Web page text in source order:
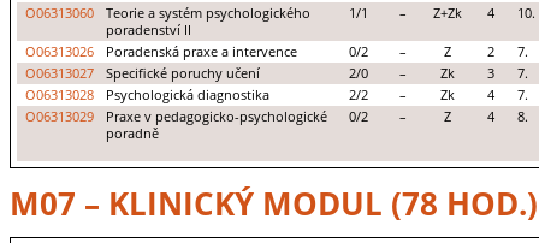
O06313060
Teorie a systém psychologického
poradenství II
1/1 – Z+Zk 4 10.
O06313026 Poradenská praxe a intervence 0/2 – Z 2
7.
O06313027
Specifické poruchy učení 2/0 – Zk 3
7.
O06313028
Psychologická diagnostika 2/2 – Zk 4
7.
O06313029
Praxe v pedagogicko-psychologické
poradně
0/2 – Z 4 8.
M07 – KLINICKÝ MODUL (78 HOD.)